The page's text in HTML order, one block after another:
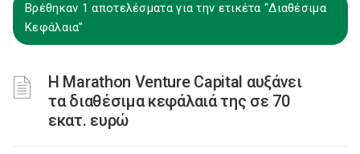
Βρέθηκαν 1 αποτελέσματα για την ετικέτα "Διαθέσιμα
Κεφάλαια"
Η Marathon Venture Capital αυξάνει
τα διαθέσιμα κεφάλαιά της σε 70
εκατ. ευρώ